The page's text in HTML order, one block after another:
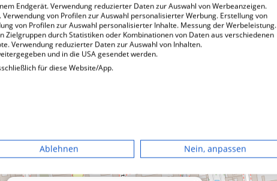
Charlottenburg MVZ GmbH?
Endgerät. Verwendung reduzierter Daten zur Auswahl von Werbeanzeigen.
von Profilen zur Auswahl personalisierter Werbung. Erstellung von
von Profilen zur Auswahl personalisierter Inhalte. Messung der Werbeleistung.
Zielgruppen durch Statistiken oder Kombinationen von Daten aus verschiedenen
Verwendung reduzierter Daten zur Auswahl von Inhalten.
und in die USA gesendet werden.
für diese Website/App.
von Werbeanzeigen
Ablehnen Nein, anpassen